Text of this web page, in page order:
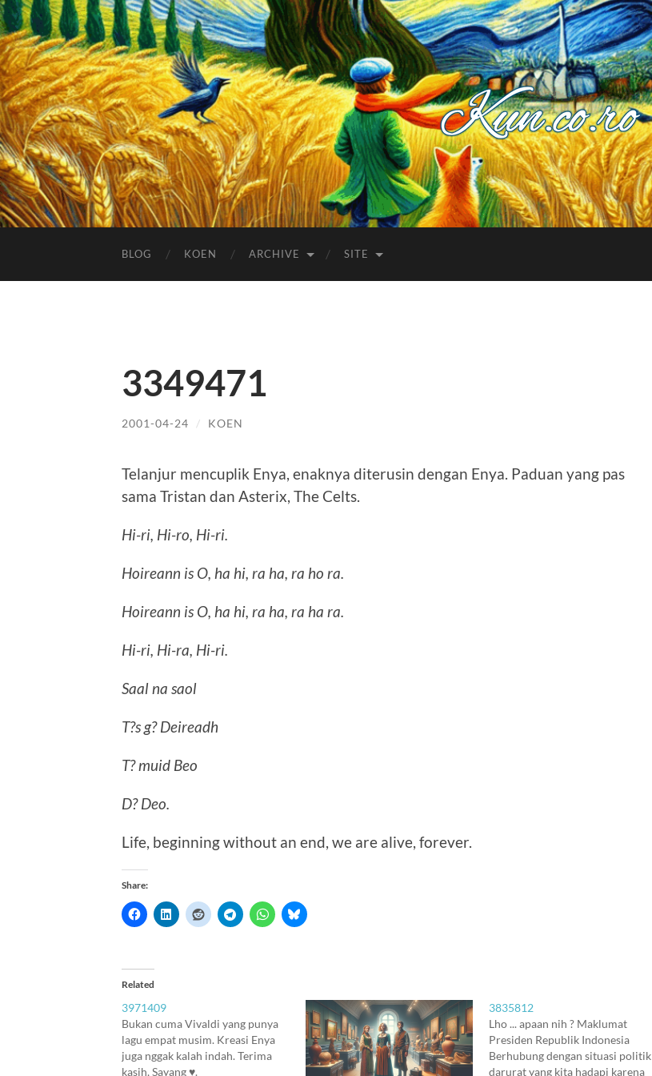
Kuncoro++
BLOG KOEN ARCHIVE SITE
3349471
2001-04-24 / KOEN
Telanjur mencuplik Enya, enaknya diterusin dengan Enya. Paduan yang pas
sama Tristan dan Asterix, The Celts.
Hi-ri, Hi-ro, Hi-ri.
Hoireann is O, ha hi, ra ha, ra ho ra.
Hoireann is O, ha hi, ra ha, ra ha ra.
Hi-ri, Hi-ra, Hi-ri.
Saal na saol
T?s g? Deireadh
T? muid Beo
D? Deo.
Life, beginning without an end, we are alive, forever.
Share:
Related
3971409
Bukan cuma Vivaldi yang punya
lagu empat musim. Kreasi Enya
juga nggak kalah indah. Terima
kasih, Sayang ♥.
3835812
Lho ... apaan nih ? Maklumat
Presiden Republik Indonesia
Berhubung dengan situasi politik
darurat yang kita hadapi karena